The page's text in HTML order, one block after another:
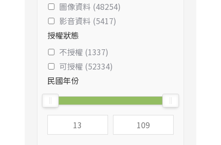
圖像資料 (48254)
影音資料 (5417)
授權狀態
不授權 (1337)
可授權 (52334)
民國年份